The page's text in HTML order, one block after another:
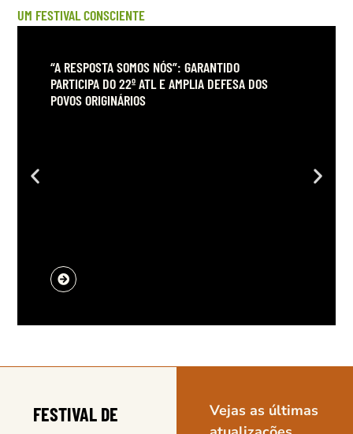
UM FESTIVAL CONSCIENTE
“A RESPOSTA SOMOS NÓS”: GARANTIDO
PARTICIPA DO 22º ATL E AMPLIA DEFESA DOS
POVOS ORIGINÁRIOS
FESTIVAL DE
Vejas as últimas